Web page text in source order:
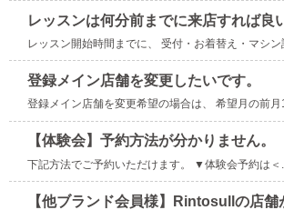
レッスンは何分前までに来店すれば良
レッスン開始時間までに、 受付・お着替え・マシン
登録メイン店舗を変更したいです。
登録メイン店舗を変更希望の場合は、 希望月の前月
【体験会】予約方法が分かりません。
下記方法でご予約いただけます。 ▼体験会予約は＜
【他ブランド会員様】Rintosullの店舗